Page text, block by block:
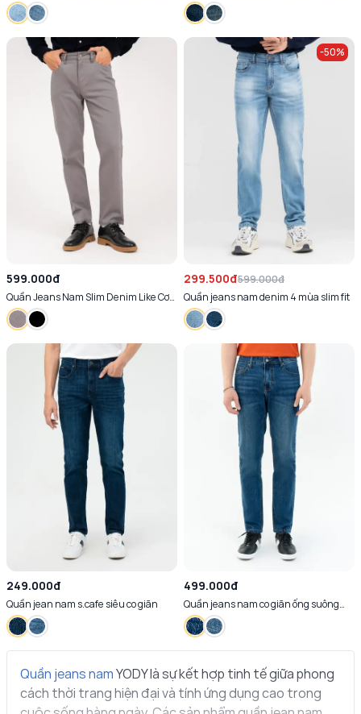
599.000đ
Quần Jeans Nam Slim Denim Like Cơ
Bản
-50%
299.500đ599.000đ
Quần jeans nam denim 4 mùa slim fit
249.000đ
Quần jean nam s.cafe siêu co giãn
499.000đ
Quần jeans nam co giãn ống suông
thoáng mát
Quần jeans namYODY là sự kết hợp tinh tế giữa phong
cách thời trang hiện đại và tính ứng dụng cao trong